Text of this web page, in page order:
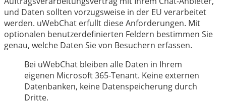
und Daten sollten vorzugsweise in der EU verarbeitet
werden. uWebChat erfullt diese Anforderungen. Mit
optionalen benutzerdefinierten Feldern bestimmen Sie
genau, welche Daten Sie von Besuchern erfassen.
Bei uWebChat bleiben alle Daten in Ihrem
eigenen Microsoft 365-Tenant. Keine externen
Datenbanken, keine Datenspeicherung durch
Dritte.